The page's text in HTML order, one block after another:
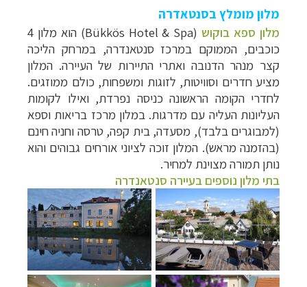
מלון מומלץ בסנטאדרה
מלון ספא בוקוש(
Bükkös Hotel & Spa
) הוא מלון 4
כוכבים, הממוקם במרכז סנטאנדרה, במרחק הליכה
קצר מנהר הדנובה ואתרי התיירות של העיירה. המלון
מציע חדרים וסוויטות, לזוגות ומשפחות, כולם ממוזגים.
לחדרי הקומה הראשונה כניסה נפרדת, ואילו לקומות
העליונות העליה עם מדרגות. במלון מרכז בריאות וספא
(למבוגרים בלבד), מסעדה, בית קפה, טרסה וחניה חינם
(בהזמנה מראש). המלון זוכה לציוני אורחים גבוהים והוא
נותן תמורה מצוינת למחיר.
בתי מלון נוספים בעיירה סנטאנדרה